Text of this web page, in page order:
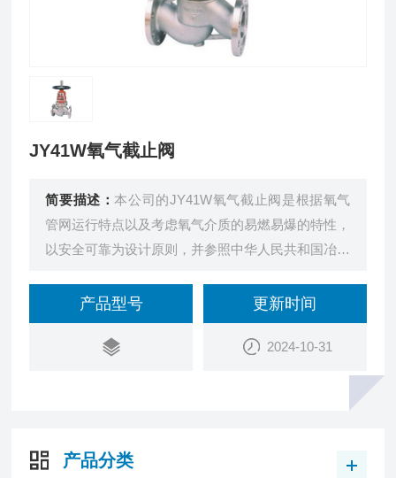
JY41W氧气截止阀
简要描述：本公司的JY41W氧气截止阀是根据氧气
管网运行特点以及考虑氧气介质的易燃易爆的特性，
以安全可靠为设计原则，并参照中华人民共和国冶金
的确保氧气管网安全运行的专用氧气截止阀。
产品型号 更新时间
2024-10-31
产品分类